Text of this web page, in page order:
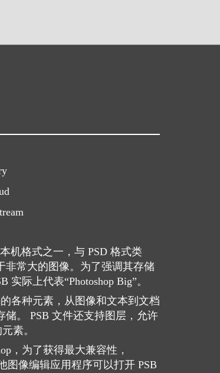
机格式之一，与 PSD 格式类
非常大的图像。为了强调其存储
实际上代表“Photoshop Big”。
各种元素，从图像和文本到文档
储。 PSB 文件还支持图层，允许
素。
，为了获得最大兼容性，
图像编辑应用程序可以打开 PSB